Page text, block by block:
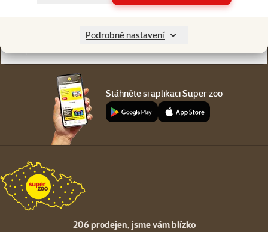
Podrobné nastavení
Stáhněte si aplikaci Super zoo
206 prodejen, jsme vám blízko